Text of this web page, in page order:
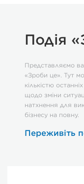
Подія
Представляємо
«Зроби це». Тут
кількістю
щодо зміни
натхнення для
бізнесу на повну.
Переживіть